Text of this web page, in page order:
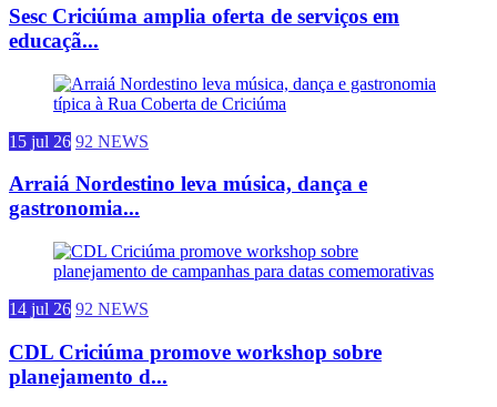
Sesc Criciúma amplia oferta de serviços em
educaçã...
15 jul 26 92 NEWS
Arraiá Nordestino leva música, dança e
gastronomia...
14 jul 26 92 NEWS
CDL Criciúma promove workshop sobre
planejamento d...